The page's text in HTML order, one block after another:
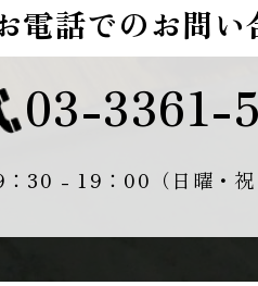
電話でのお問い
03-3361-
：30 - 19：00（日曜・祝